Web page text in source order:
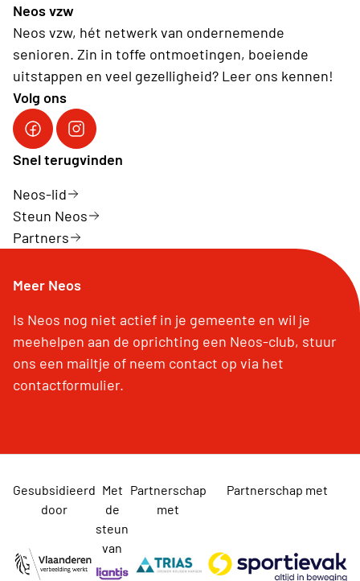
Neos vzw
Neos vzw, hét netwerk van ondernemende
senioren. Zin in toffe ontmoetingen, boeiende
uitstappen en veel gezelligheid? Leer ons kennen!
Volg ons
Facebook Neos vzw
Instagram Neos vzw
Snel terugvinden
Neos-lid
Steun Neos
Partners
Meer Neos
Is Neos nog niet actief in je gemeente en wil je
meehelpen aan de oprichting een Neos-club, stuur
ons een mailtje of neem contact op via het
contactformulier.
Gesubsidieerd
door
Met
de
steun
van
Partnerschap
met
Partnerschap met